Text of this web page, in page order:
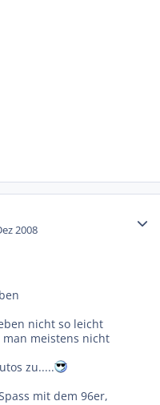
2008
nicht so leicht
meistens nicht
zu.....
mit dem 96er,